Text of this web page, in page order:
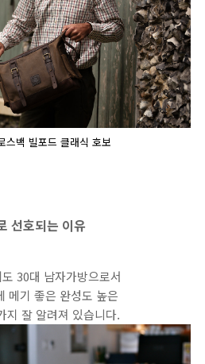
스백 빌포드 클래식 호보
선호되는 이유
30대 남자가방으로서
메기 좋은 완성도 높은
지 잘 알려져 있습니다.